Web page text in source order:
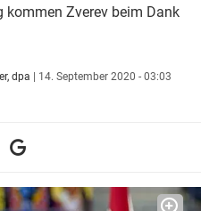
kommen Zverev beim Dank
dpa | 14. September 2020 - 03:03